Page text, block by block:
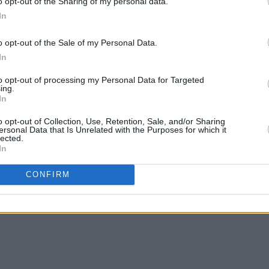
opt-out of the Sale of my Personal Data.
opt-out of processing my Personal Data for Targeted
opt-out of Collection, Use, Retention, Sale, and/or Sharing
Data that Is Unrelated with the Purposes for which it
CONFIRM